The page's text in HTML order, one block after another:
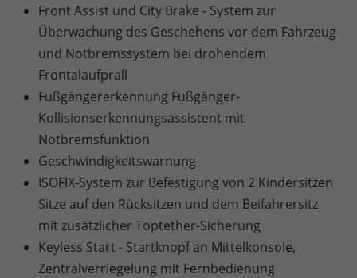
Front Assist und City Brake - System zur
Überwachung des Geschehens vor dem Fahrzeug
und Notbremssystem bei drohendem
Frontalaufprall
Fußgängererkennung Fußgänger-
Kollisionserkennungsassistent mit
Notbremsfunktion
Geschwindigkeitswarnung
ISOFIX-System zur Befestigung von 2 Kindersitzen
Sitze auf den Rücksitzen und dem Beifahrersitz
mit zusätzlicher Toptether-Sicherung
Keyless Start - Startknopf an Mittelkonsole,
Zentralverriegelung mit Fernbedienung